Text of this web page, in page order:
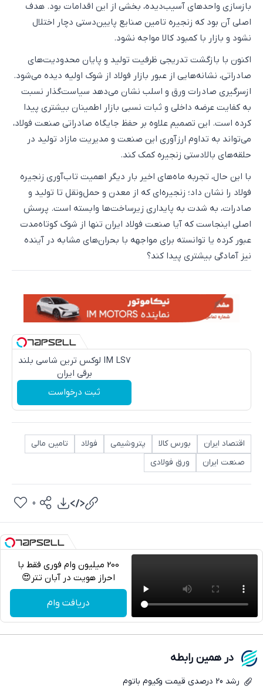
بازسازی واحدهای آسیب‌دیده، بخشی از این اقدامات بود. هدف
اصلی آن بود که زنجیره تامین صنایع پایین‌دستی دچار اختلال
نشود و بازار با کمبود کالا مواجه نشود.
اکنون با بازگشت تدریجی ظرفیت تولید و پایان محدودیت‌های
صادراتی، نشانه‌هایی از عبور بازار فولاد از شوک اولیه دیده می‌شود.
ازسرگیری صادرات ورق و اسلب نشان می‌دهد سیاست‌گذار نسبت
به کفایت عرضه داخلی و ثبات نسبی بازار اطمینان بیشتری پیدا
کرده است. این تصمیم علاوه بر حفظ جایگاه صادراتی صنعت فولاد،
می‌تواند به تداوم ارزآوری این صنعت و مدیریت مازاد تولید در
حلقه‌های بالادستی زنجیره کمک کند.
با این حال، تجربه ماه‌های اخیر بار دیگر اهمیت تاب‌آوری زنجیره
فولاد را نشان داد؛ زنجیره‌ای که از معدن و حمل‌ونقل تا تولید و
صادرات، به شدت به پایداری زیرساخت‌ها وابسته است. پرسش
اصلی اینجاست که آیا صنعت فولاد ایران تنها از شوک کوتاه‌مدت
عبور کرده یا توانسته برای مواجهه با بحران‌های مشابه در آینده
نیز آمادگی بیشتری پیدا کند؟
IM LS7 لوکس ترین شاسی بلند
برقی ایران
ثبت درخواست
اقتصاد ایران بورس کالا پتروشیمی فولاد
تامین مالی
صنعت ایران
ورق فولادی
واتساپ
0
200 میلیون وام فوری فقط با
احراز هویت در آبان تتر😍
دریافت وام
در همین رابطه
رشد 20 درصدی قیمت وکیوم باتوم